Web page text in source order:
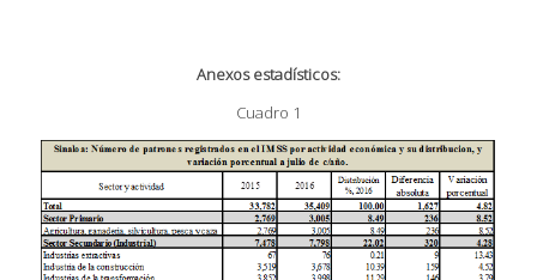
Anexos estadísticos:
Cuadro 1